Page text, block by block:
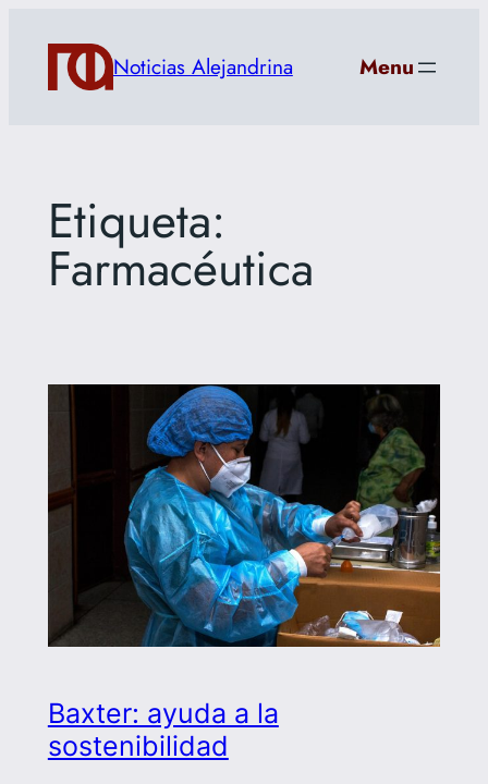
contenido
Noticias Alejandrina Menu
Etiqueta:
Farmacéutica
Baxter: ayuda a la
sostenibilidad